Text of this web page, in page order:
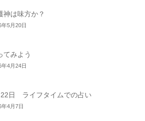
神は味方か？
年5月20日
てみよう
年4月24日
日 ライフタイムでの占い
年4月7日